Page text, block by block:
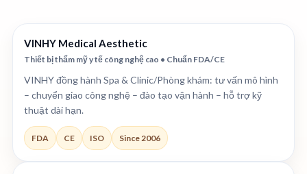
VINHY Medical Aesthetic
Thiết bị thẩm mỹ y tế công nghệ cao • Chuẩn FDA/CE
VINHY đồng hành Spa & Clinic/Phòng khám: tư vấn mô hình
– chuyển giao công nghệ – đào tạo vận hành – hỗ trợ kỹ
thuật dài hạn.
FDA CE ISO Since 2006